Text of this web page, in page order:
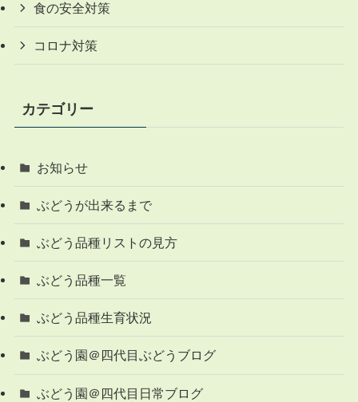
食の安全対策
コロナ対策
カテゴリー
お知らせ
ぶどうが出来るまで
ぶどう品種リストの見方
ぶどう品種一覧
ぶどう品種生育状況
ぶどう園＠四代目ぶどうブログ
ぶどう園＠四代目日常ブログ